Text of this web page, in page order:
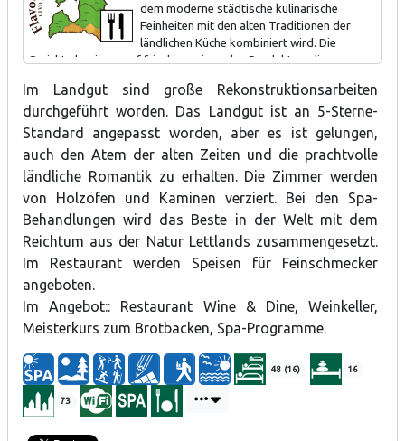
dem moderne städtische kulinarische
Feinheiten mit den alten Traditionen der
ländlichen Küche kombiniert wird. Die
Gerichte basieren auf frischen saisonalen Produkten, die von
angebaut werden.
Im Landgut sind große Rekonstruktionsarbeiten
durchgeführt worden. Das Landgut ist an 5-Sterne-
Standard angepasst worden, aber es ist gelungen,
auch den Atem der alten Zeiten und die prachtvolle
ländliche Romantik zu erhalten. Die Zimmer werden
von Holzöfen und Kaminen verziert. Bei den Spa-
Behandlungen wird das Beste in der Welt mit dem
Reichtum aus der Natur Lettlands zusammengesetzt.
Im Restaurant werden Speisen für Feinschmecker
angeboten.
Im Angebot:: Restaurant Wine & Dine, Weinkeller,
Meisterkurs zum Brotbacken, Spa-Programme.
48 (16) 16
73